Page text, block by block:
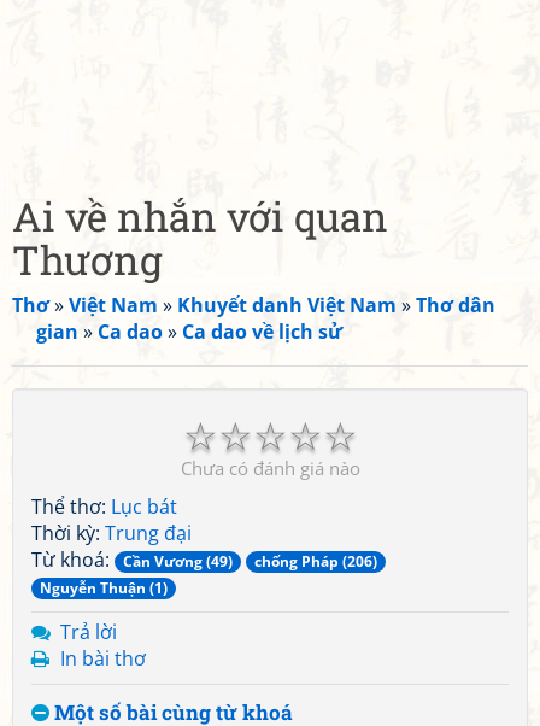
Ai về nhắn với quan
Thương
Thơ»Việt Nam » Khuyết danh Việt Nam »Thơ dân
gian » Ca dao» Ca dao về lịch sử
☆
☆
☆
☆
☆
Chưa có đánh giá nào
Thể thơ: Lục bát
Thời kỳ: Trung đại
Từ khoá:
Cần Vương (49)
chống Pháp (206)
Nguyễn Thuận (1)
Trả lời
In bài thơ
Một số bài cùng từ khoá